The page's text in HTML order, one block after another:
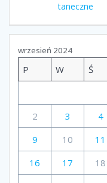
wpisu
wpis:
taneczne
wrzesień 2024
P W Ś
2
3 4
9
10 11
16
17 18